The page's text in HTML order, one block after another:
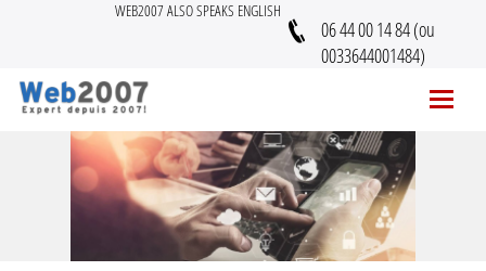
WEB2007 ALSO SPEAKS ENGLISH
06 44 00 14 84 (ou
0033644001484)